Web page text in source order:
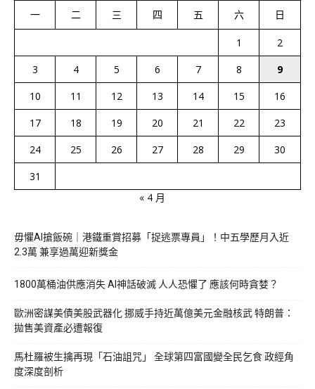
一 二 三 四 五 六 日
1
2
3
4 5 6 7 8
9
10
11 12 13 14 15
16
17
18 19 20 21 22
23
24
25 26 27 28 29
30
31
« 4 月
毋懼AI搶飯碗｜港鐵重賞招募「捉逃票專員」！中五學歷月入近
2.3萬 兼享過萬迎新獎金
1800萬桶油供應消失 AI神話破滅 人人恐懼了 應該何時貪婪？
歐洲密謀美債美股武器化 挪威手持近萬億美元金融核武 特朗普：
拋售美資產必遭報復
馬杜羅被生擒再現「石油詛咒」 全球第四富國變全民乞食 政經角
度深度剖析